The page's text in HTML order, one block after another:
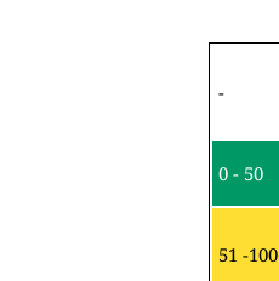
-
0 - 50
51 -100